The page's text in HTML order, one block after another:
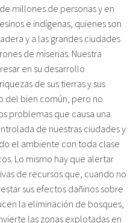
millones de personas y en
e indígenas, quienes son
y a las grandes ciudades
de miserias. Nuestra
en su desarrollo
de sus tierras y sus
del bien común, pero no
problemas que causa una
de nuestras ciudades y
el ambiente con toda clase
Lo mismo hay que alertar
de recursos que, cuando no
sus efectos dañinos sobre
la eliminación de bosques,
las zonas explotadas en